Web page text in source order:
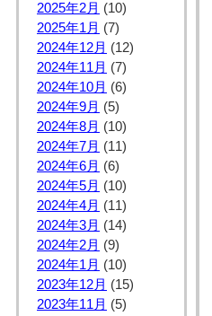
2025年2月 (10)
2025年1月 (7)
2024年12月 (12)
2024年11月 (7)
2024年10月 (6)
2024年9月 (5)
2024年8月 (10)
2024年7月 (11)
2024年6月 (6)
2024年5月 (10)
2024年4月 (11)
2024年3月 (14)
2024年2月 (9)
2024年1月 (10)
2023年12月 (15)
2023年11月 (5)